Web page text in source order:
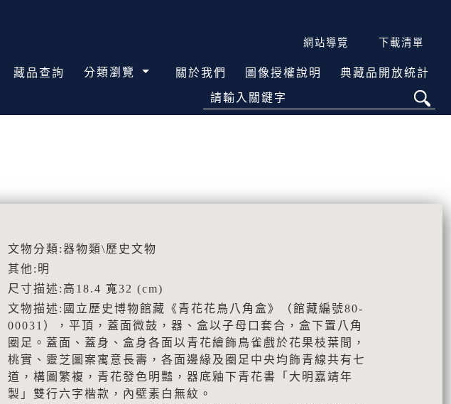
網站導覽 下載清單
藏品查詢 分類瀏覽 關於我們 圖像授權說明 典藏品開放統計
請輸入關鍵字
文物分類:器物類\歷史文物
其他:明
尺寸描述:高18.4 寬32 (cm)
文物描述:國立歷史博物館藏《青花花鳥八角盒》（館藏編號80-
00031），平頂，蓋面微鼓，器、盒以子母口套合，盒下置八角
圈足。蓋面、蓋身、盒身各面以青花繪飾鳥雀戲於花果枝葉間，
桃實、靈芝圖案寓意長壽，各面邊緣及圈足中央均飾青線共有七
道，構圖繁複，青花發色明豔，器底釉下青花書「大明嘉靖年
製」雙行六字楷款，內壁素白無紋。